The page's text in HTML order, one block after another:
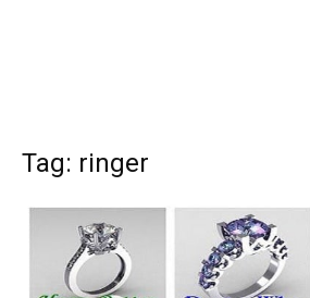
Tag: ringer